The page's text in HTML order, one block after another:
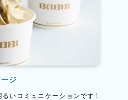
ジ
いコミュニケーションです！